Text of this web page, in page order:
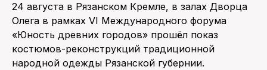
24 августа в Рязанском Кремле, в залах Дворца
Олега в рамках VI Международного форума
«Юность древних городов» прошёл показ
костюмов-реконструкций традиционной
народной одежды Рязанской губернии.